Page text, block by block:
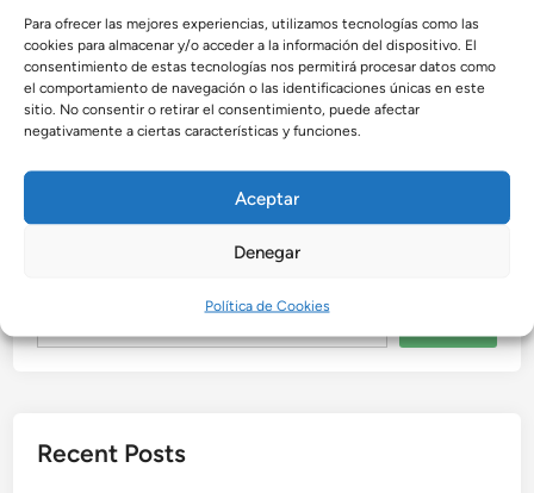
Para ofrecer las mejores experiencias, utilizamos tecnologías como las
cookies para almacenar y/o acceder a la información del dispositivo. El
consentimiento de estas tecnologías nos permitirá procesar datos como
el comportamiento de navegación o las identificaciones únicas en este
sitio. No consentir o retirar el consentimiento, puede afectar
negativamente a ciertas características y funciones.
Aceptar
Denegar
Política de Cookies
a
d
o
e
n
esta guía conocerás 150 frutas que aportan energía,
vitaminas y antioxidantes esenciales para cuidar tu
cuerpo, fortalecer tus defensas y disfrutar de una
nutrición equilibrada.
porAdmin • octubre 25, 2025
Recent Posts